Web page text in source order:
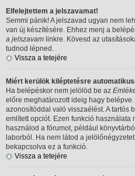
Elfelejtettem a jelszavamat!
Semmi pánik! A jelszavad ugyan nem
van új készítésére. Ehhez menj a
a jelszavam linkre. Kövesd az
tudnod lépned.
Vissza a tetejére
Miért kerülök kiléptetésre
Ha belépéskor nem jelölöd be az
előre meghatározott ideig hagy
azonosítóddal való visszaélést. A tartós
említett opciót. Ezen funkció használata
használod a fórumot, például
laborból. Ha nem látod a
bekapcsolva ez a funkció.
Vissza a tetejére